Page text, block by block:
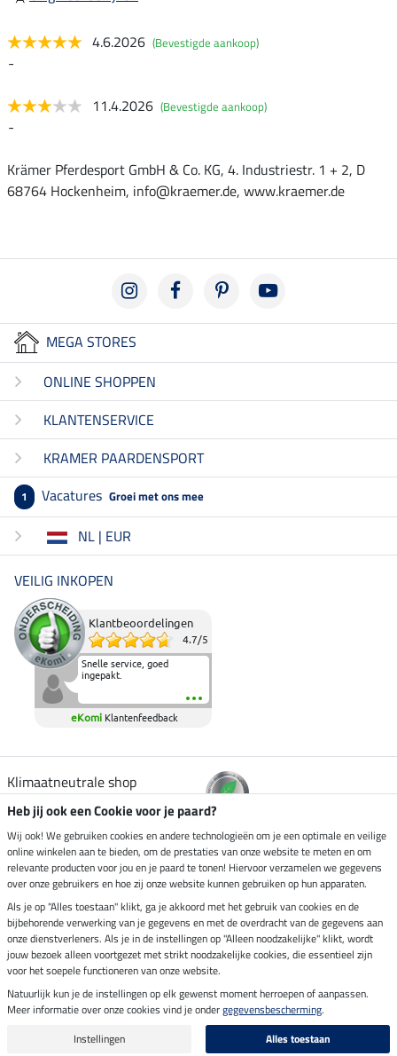
4.6.2026 (Bevestigde aankoop)
-
11.4.2026 (Bevestigde aankoop)
-
Krämer Pferdesport GmbH & Co. KG, 4. Industriestr. 1 + 2, D
68764 Hockenheim, info@kraemer.de, www.kraemer.de
MEGA STORES
ONLINE SHOPPEN
KLANTENSERVICE
KRAMER PAARDENSPORT
1 Vacatures Groei met ons mee
NL | EUR
VEILIG INKOPEN
Klantbeoordelingen
4.7/5
Snelle service, goed
ingepakt.
eKomi Klantenfeedback
Klimaatneutrale shop
Verzending per
Veilig betalen met
Impressum
Laatste update op 06.08.2026 om 14:39 uur
Alle prijzen in euro's, incl. BTW, excl. verzendkosten.
Heb jij ook een Cookie voor je paard?
Wij ook! We gebruiken cookies en andere technologieën om je een optimale en veilige
online winkelen aan te bieden, om de prestaties van onze website te meten en om
relevante producten voor jou en je paard te tonen! Hiervoor verzamelen we gegevens
over onze gebruikers en hoe zij onze website kunnen gebruiken op hun apparaten.
Als je op "Alles toestaan" klikt, ga je akkoord met het gebruik van cookies en de
bijbehorende verwerking van je gegevens en met de overdracht van de gegevens aan
onze dienstverleners. Als je in de instellingen op "Alleen noodzakelijke" klikt, wordt
jouw bezoek alleen voortgezet met strikt noodzakelijke cookies, die essentieel zijn
voor het soepele functioneren van onze website.
Natuurlijk kun je de instellingen op elk gewenst moment herroepen of aanpassen.
Meer informatie over onze cookies vind je ondergegevensbescherming.
Instellingen
Alles toestaan